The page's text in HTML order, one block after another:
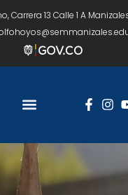
Carrera 13 Calle 1 A